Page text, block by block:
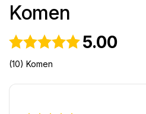
Komen
5.00
(10) Komen